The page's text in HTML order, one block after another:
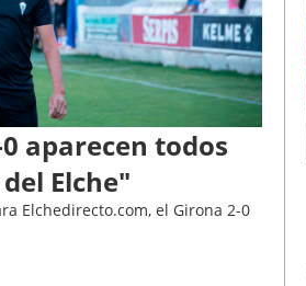
aparecen todos
Elche"
Elchedirecto.com, el Girona 2-0